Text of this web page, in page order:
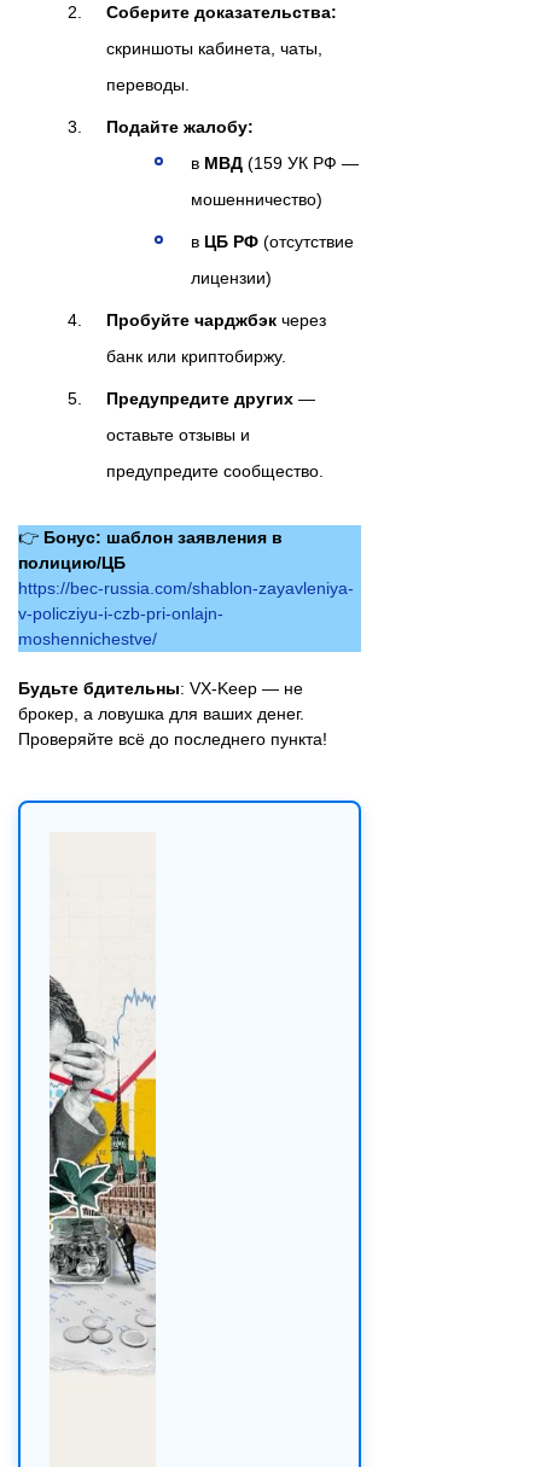
Соберите доказательства:
скриншоты кабинета, чаты,
переводы.
Подайте жалобу:
в МВД (159 УК РФ —
мошенничество)
в ЦБ РФ (отсутствие
лицензии)
Пробуйте чарджбэк через
банк или криптобиржу.
Предупредите других —
оставьте отзывы и
предупредите сообщество.
👉 Бонус: шаблон заявления в
полицию/ЦБ
https://bec-russia.com/shablon-zayavleniya-
v-policziyu-i-czb-pri-onlajn-
moshennichestve/
Будьте бдительны: VX-Keep — не
брокер, а ловушка для ваших денег.
Проверяйте всё до последнего пункта!